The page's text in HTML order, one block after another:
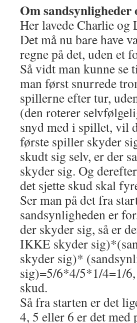
Om
Her lavede Charlie og
Det må nu bare have
regne på det, uden et
Så vidt man kunne
man først snurrede
spillerne efter tur,
(den roterer
snyd med i spillet, vil
første spiller skyder
skudt sig selv, er der
skyder sig. Og
det sjette skud skal
Ser man på det fra
sandsynligheden er
der skyder sig, så er
IKKE skyder
skyder sig)*
sig)=5/6*4/5*1/4=1/6,
skud.
Så fra starten er det
4, 5 eller 6 er det med